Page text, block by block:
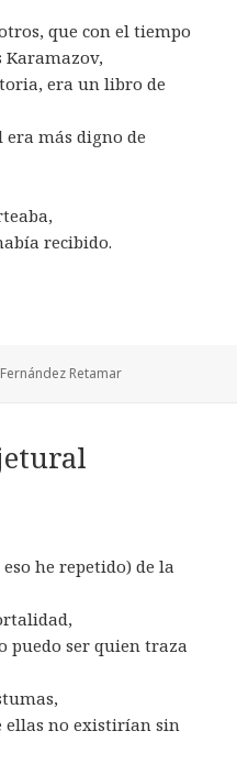
que con el tiempo
Karamazov,
era un libro de
era más digno de
recibido.
Retamar
he repetido) de la
puedo ser quien traza
ellas no existirían sin